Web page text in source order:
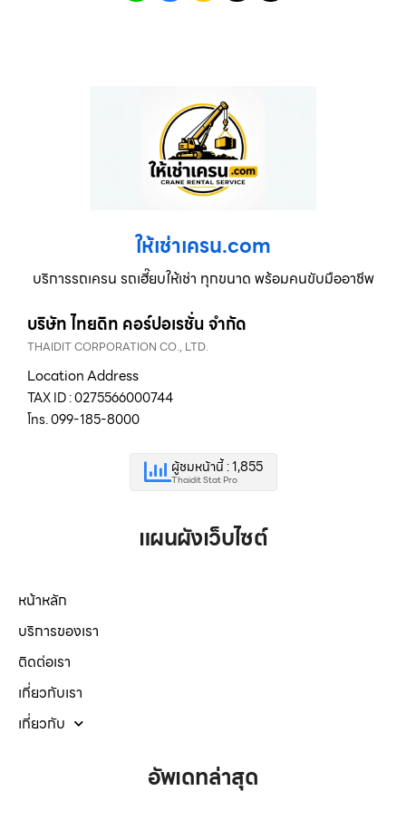
ให้เช่าเครน.com
บริการรถเครน รถเฮี๊ยบให้เช่า ทุกขนาด พร้อมคนขับมืออาชีพ
บริษัท ไทยดิท คอร์ปอเรชั่น จำกัด
THAIDIT CORPORATION CO., LTD.
Location Address
TAX ID : 0275566000744
โทร. 099-185-8000
ผู้ชมหน้านี้ : 1,855
Thaidit Stat Pro
แผนผังเว็บไซต์
หน้าหลัก
บริการของเรา
ติดต่อเรา
เกี่ยวกับเรา
เกี่ยวกับ
อัพเดทล่าสุด